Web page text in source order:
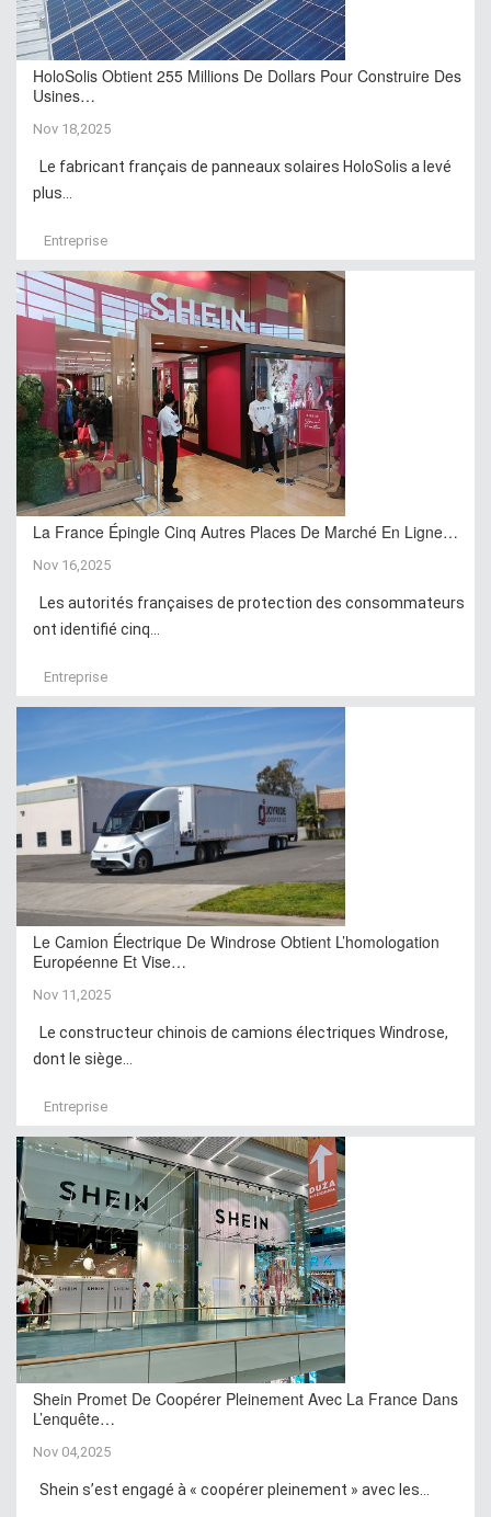
HoloSolis Obtient 255 Millions De Dollars Pour Construire Des
Usines…
Nov 18,2025
Le fabricant français de panneaux solaires HoloSolis a levé
plus...
Entreprise
La France Épingle Cinq Autres Places De Marché En Ligne…
Nov 16,2025
Les autorités françaises de protection des consommateurs
ont identifié cinq...
Entreprise
Le Camion Électrique De Windrose Obtient L’homologation
Européenne Et Vise…
Nov 11,2025
Le constructeur chinois de camions électriques Windrose,
dont le siège...
Entreprise
Shein Promet De Coopérer Pleinement Avec La France Dans
L’enquête…
Nov 04,2025
Shein s’est engagé à « coopérer pleinement » avec les...